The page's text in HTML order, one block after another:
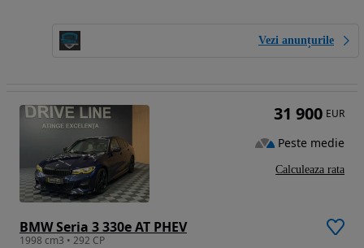
Vezi anunțurile
BMW Seria 3 330e AT PHEV
1998 cm3 • 292 CP
31 900 EUR
Peste medie
Calculeaza rata